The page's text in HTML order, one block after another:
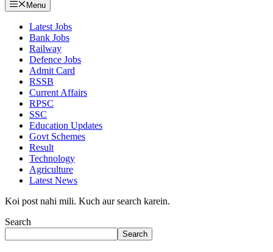
Menu
Latest Jobs
Bank Jobs
Railway
Defence Jobs
Admit Card
RSSB
Current Affairs
RPSC
SSC
Education Updates
Govt Schemes
Result
Technology
Agriculture
Latest News
Koi post nahi mili. Kuch aur search karein.
Search
Search